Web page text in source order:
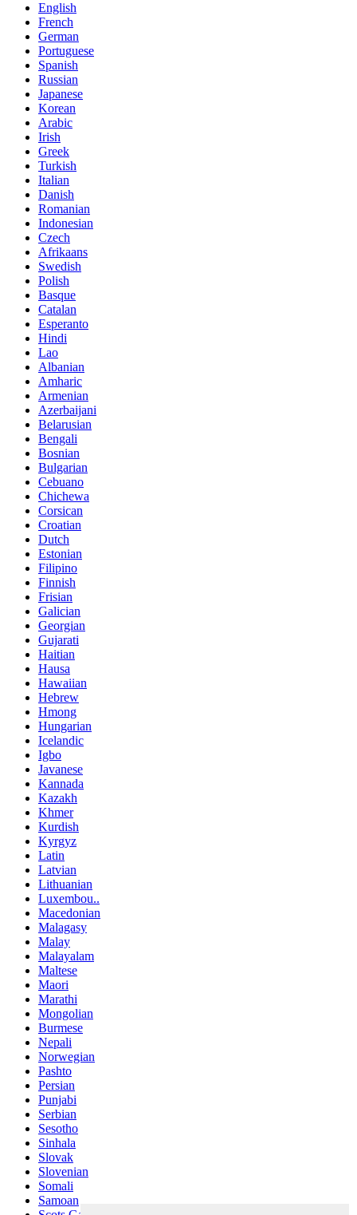
English
French
German
Portuguese
Spanish
Russian
Japanese
Korean
Arabic
Irish
Greek
Turkish
Italian
Danish
Romanian
Indonesian
Czech
Afrikaans
Swedish
Polish
Basque
Catalan
Esperanto
Hindi
Lao
Albanian
Amharic
Armenian
Azerbaijani
Belarusian
Bengali
Bosnian
Bulgarian
Cebuano
Chichewa
Corsican
Croatian
Dutch
Estonian
Filipino
Finnish
Frisian
Galician
Georgian
Gujarati
Haitian
Hausa
Hawaiian
Hebrew
Hmong
Hungarian
Icelandic
Igbo
Javanese
Kannada
Kazakh
Khmer
Kurdish
Kyrgyz
Latin
Latvian
Lithuanian
Luxembou..
Macedonian
Malagasy
Malay
Malayalam
Maltese
Maori
Marathi
Mongolian
Burmese
Nepali
Norwegian
Pashto
Persian
Punjabi
Serbian
Sesotho
Sinhala
Slovak
Slovenian
Somali
Samoan